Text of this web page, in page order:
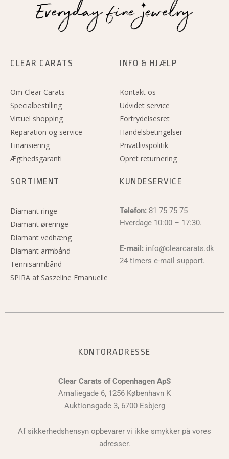
CLEAR CARATS
Om Clear Carats
Specialbestilling
Virtuel shopping
Reparation og service
Finansiering
Ægthedsgaranti
INFO & HJÆLP
Kontakt os
Udvidet service
Fortrydelsesret
Handelsbetingelser
Privatlivspolitik
Opret returnering
SORTIMENT
Diamant ringe
Diamant øreringe
Diamant vedhæng
Diamant armbånd
Tennisarmbånd
SPIRA af Saszeline Emanuelle
KUNDESERVICE
Telefon: 81 75 75 75
Hverdage 10:00 – 17:30.
E-mail: info@clearcarats.dk
24 timers e-mail support.
KONTORADRESSE
Clear Carats of Copenhagen ApS
Amaliegade 6, 1256 København K
Auktionsgade 3, 6700 Esbjerg
Af sikkerhedshensyn opbevarer vi ikke smykker på vores
adresser.